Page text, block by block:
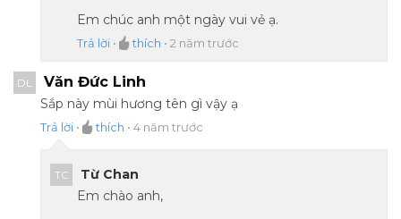
Em chúc anh một ngày vui vẻ ạ.
Trả lời • thích • 2 năm trước
DL Văn Đức Linh
Sắp này mùi hương tên gì vậy ạ
Trả lời • thích • 4 năm trước
TC
Từ Chan
Em chào anh,